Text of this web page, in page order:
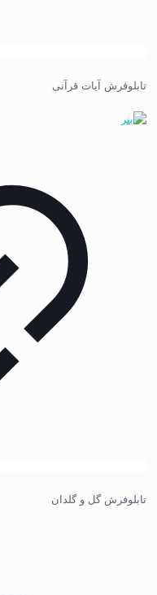
تابلوفرش آیات قرآنی
تابلوفرش گل و گلدان